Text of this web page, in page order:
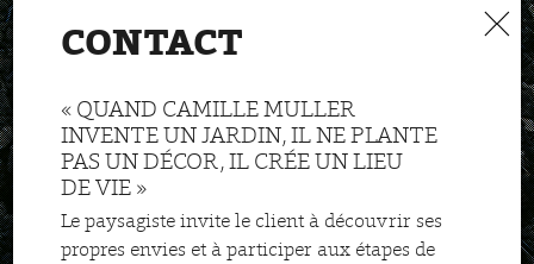
CONTACT
« QUAND CAMILLE MULLER
INVENTE UN JARDIN, IL NE PLANTE
PAS UN DÉCOR, IL CRÉE UN LIEU
DE VIE »
Le paysagiste invite le client à découvrir ses
propres envies et à participer aux étapes de